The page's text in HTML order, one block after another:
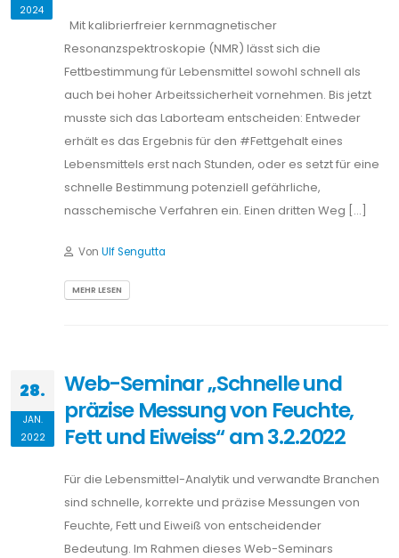
2024
Mit kalibrierfreier kernmagnetischer
Resonanzspektroskopie (NMR) lässt sich die
Fettbestimmung für Lebensmittel sowohl schnell als
auch bei hoher Arbeitssicherheit vornehmen. Bis jetzt
musste sich das Laborteam entscheiden: Entweder
erhält es das Ergebnis für den #Fettgehalt eines
Lebensmittels erst nach Stunden, oder es setzt für eine
schnelle Bestimmung potenziell gefährliche,
nasschemische Verfahren ein. Einen dritten Weg […]
Von Ulf Sengutta
MEHR LESEN
28.
JAN.
2022
Web-Seminar „Schnelle und
präzise Messung von Feuchte,
Fett und Eiweiss“ am 3.2.2022
Für die Lebensmittel-Analytik und verwandte Branchen
sind schnelle, korrekte und präzise Messungen von
Feuchte, Fett und Eiweiß von entscheidender
Bedeutung. Im Rahmen dieses Web-Seminars